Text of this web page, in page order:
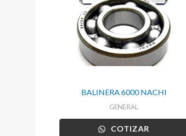
BALINERA 6000 NACHI
GENERAL
COTIZAR